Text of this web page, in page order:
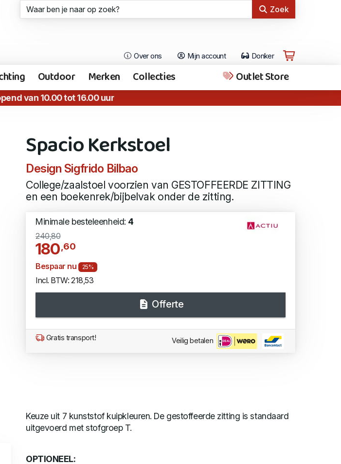
Zoek
Over ons Mijn account Donker
Outdoor Merken Collecties Outlet Store
van 10.00 tot 16.00 uur
Spacio Kerkstoel
Design Sigfrido Bilbao
College/zaalstoel voorzien van GESTOFFEERDE ZITTING
en een boekenrek/bijbelvak onder de zitting.
Minimale besteleenheid: 4
240,80
180,60
Bespaar nu 25%
Incl. BTW: 218,53
Offerte
Gratis transport! Veilig betalen
Keuze uit 7 kunststof kuipkleuren. De gestoffeerde zitting is standaard
uitgevoerd met stofgroep T.
OPTIONEEL: